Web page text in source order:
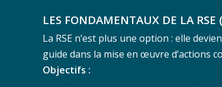
LES FONDAMENTAUX DE LA RSE
La RSE n’est plus une option : elle
guide dans la mise en œuvre d’actions
Objectifs :